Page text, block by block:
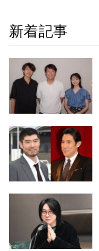
新着記事